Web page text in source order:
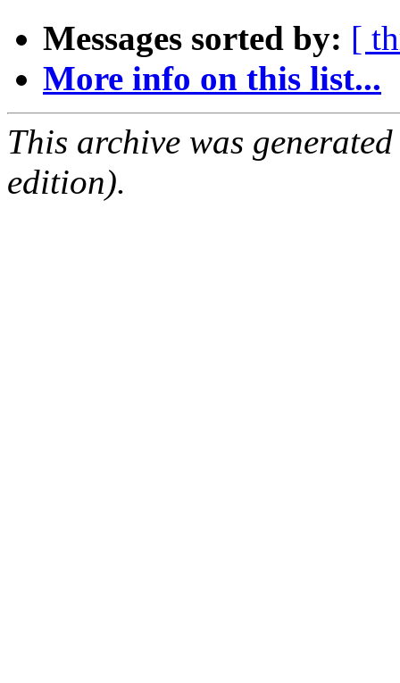
Messages sorted by: [
More info on this list...
This archive was
edition).